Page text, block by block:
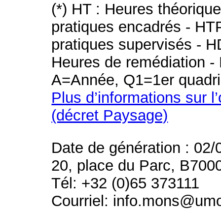
(*) HT : Heures
pratiques encadrés -
pratiques supervisés -
Heures de remédiation
A=Année, Q1=1er
Plus d’informations sur
(décret Paysage)
Date de génération : 02/
20, place du Parc,
Tél: +32 (0)65 373111
Courriel: